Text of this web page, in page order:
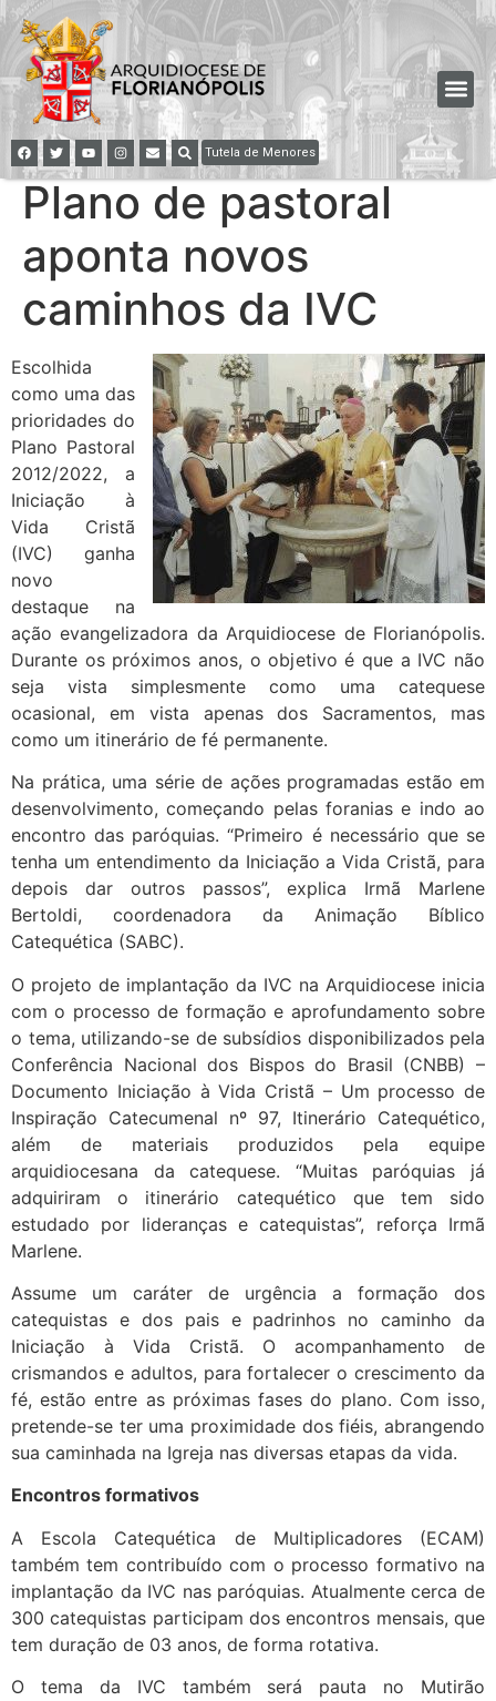
Tutela de Menores
Plano de pastoral
aponta novos
caminhos da IVC
Escolhida
como uma das
prioridades do
Plano Pastoral
2012/2022, a
Iniciação à
Vida Cristã
(IVC) ganha
novo
destaque na
ação evangelizadora da Arquidiocese de Florianópolis.
Durante os próximos anos, o objetivo é que a IVC não
seja vista simplesmente como uma catequese
ocasional, em vista apenas dos Sacramentos, mas
como um itinerário de fé permanente.
Na prática, uma série de ações programadas estão em
desenvolvimento, começando pelas foranias e indo ao
encontro das paróquias. “Primeiro é necessário que se
tenha um entendimento da Iniciação a Vida Cristã, para
depois dar outros passos”, explica Irmã Marlene
Bertoldi, coordenadora da Animação Bíblico
Catequética (SABC).
O projeto de implantação da IVC na Arquidiocese inicia
com o processo de formação e aprofundamento sobre
o tema, utilizando-se de subsídios disponibilizados pela
Conferência Nacional dos Bispos do Brasil (CNBB) –
Documento Iniciação à Vida Cristã – Um processo de
Inspiração Catecumenal nº 97, Itinerário Catequético,
além de materiais produzidos pela equipe
arquidiocesana da catequese. “Muitas paróquias já
adquiriram o itinerário catequético que tem sido
estudado por lideranças e catequistas”, reforça Irmã
Marlene.
Assume um caráter de urgência a formação dos
catequistas e dos pais e padrinhos no caminho da
Iniciação à Vida Cristã. O acompanhamento de
crismandos e adultos, para fortalecer o crescimento da
fé, estão entre as próximas fases do plano. Com isso,
pretende-se ter uma proximidade dos fiéis, abrangendo
sua caminhada na Igreja nas diversas etapas da vida.
Encontros formativos
A Escola Catequética de Multiplicadores (ECAM)
também tem contribuído com o processo formativo na
implantação da IVC nas paróquias. Atualmente cerca de
300 catequistas participam dos encontros mensais, que
tem duração de 03 anos, de forma rotativa.
O tema da IVC também será pauta no Mutirão